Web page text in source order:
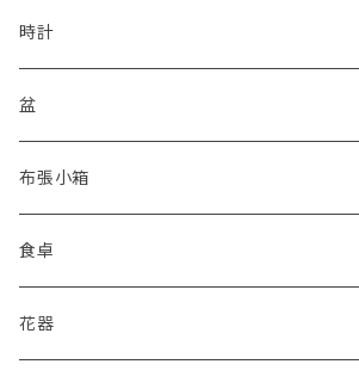
時計
盆
布張小箱
食卓
花器